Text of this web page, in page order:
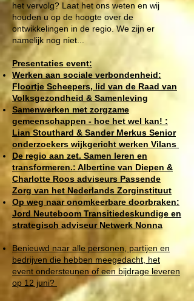
het vervolg? Laat het ons weten en wij
houden u op de hoogte over de
ontwikkelingen in de regio. We zijn er
namelijk nog niet...
Presentaties event:
Werken aan sociale verbondenheid:
Floortje Scheepers, lid van de Raad van
Volksgezondheid & Samenleving
Samenwerken met zorgzame
gemeenschappen - hoe het wel kan! :
Lian Stouthard & Sander Merkus Senior
onderzoekers wijkgericht werken Vilans
De regio aan zet. Samen leren en
transformeren.: Albertine van Diepen &
Charlotte Roos adviseurs Passende
Zorg van het Nederlands Zorginstituut
Op weg naar onomkeerbare doorbraken:
Jord Neuteboom Transitiedeskundige en
strategisch adviseur Netwerk Nonna
Benieuwd naar alle personen, partijen en
bedrijven die hebben meegedacht, het
event ondersteunen of een bijdrage leveren
op 12 juni?